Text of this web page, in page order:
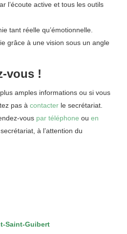
l’écoute active et tous les outils
tant réelle qu’émotionnelle.
grâce à une vision sous un angle
vous !
amples informations ou si vous
pas à contacter le secrétariat.
vous par téléphone ou en
à l’attention du
Saint-Guibert